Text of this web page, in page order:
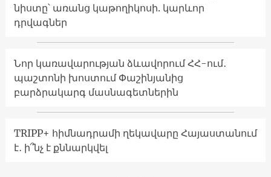
նիստը՝ առանց կաթողիկոսի. կարևոր
դրվագներ
Նոր կառավարության ձևավորում ՀՀ-ում․
պաշտոնի խոստում Փաշինյանից
բարձրակարգ մասնագետներին
TRIPP+ հիմնադրամի ղեկավարը Հայաստանում
է․ ի՞նչ է քննարկվել